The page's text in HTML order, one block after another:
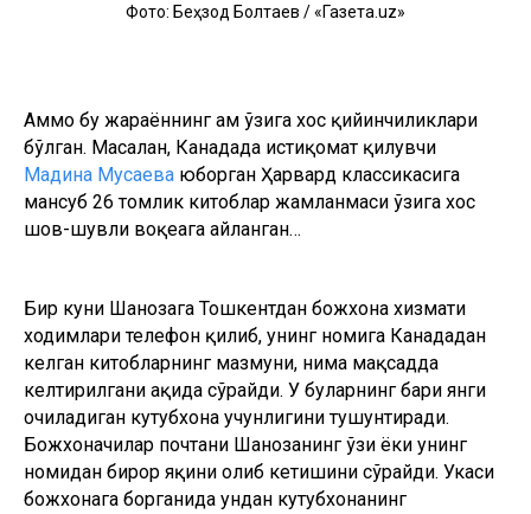
Фото: Беҳзод Болтаев / «Газета.uz»
Аммо бу жараённинг ҳам ўзига хос қийинчиликлари
бўлган. Масалан, Канадада истиқомат қилувчи
Мадина Мусаева юборган Ҳарвард классикасига
мансуб 26 томлик китоблар жамланмаси ўзига хос
шов-шувли воқеага айланган…
Бир куни Шаҳнозага Тошкентдан божхона хизмати
ходимлари телефон қилиб, унинг номига Канададан
келган китобларнинг мазмуни, нима мақсадда
келтирилгани ҳақида сўрайди. У буларнинг бари янги
очиладиган кутубхона учунлигини тушунтиради.
Божхоначилар почтани Шаҳнозанинг ўзи ёки унинг
номидан бирор яқини олиб кетишини сўрайди. Укаси
божхонага борганида ундан кутубхонанинг